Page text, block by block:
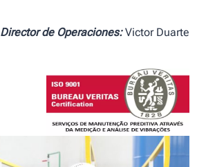
Director de Operaciones:Victor Duarte